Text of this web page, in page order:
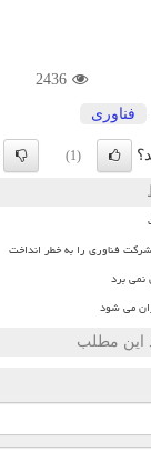
2436
فناوری
(1)
فناوری را به خطر انداخت
نمی برد
می شود
این مطلب